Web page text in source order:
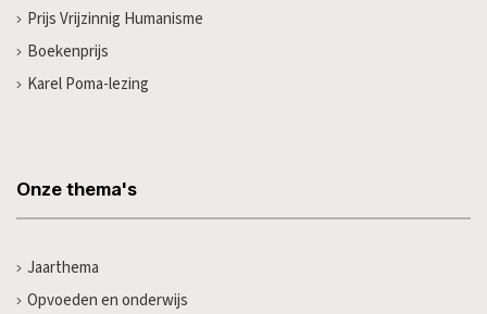
Prijs Vrijzinnig Humanisme
Boekenprijs
Karel Poma-lezing
Onze thema's
Jaarthema
Opvoeden en onderwijs